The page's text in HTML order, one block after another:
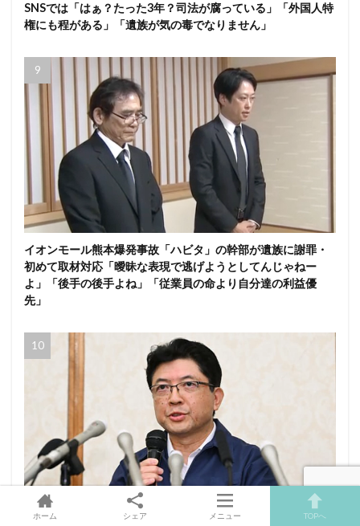
SNSでは「はぁ？たった3年？司法が腐っている」「外国人特
権にも程がある」「遺族が気の毒でなりません」
イオンモール熊本爆発事故「ハビタ」の幹部が遺族に謝罪・
初めて取材対応「曖昧な表現で逃げようとしてんじゃねー
よ」「後手の後手よね」「従業員の命より自分達の利益優
先」
ホーム シェア メニュー TOPへ